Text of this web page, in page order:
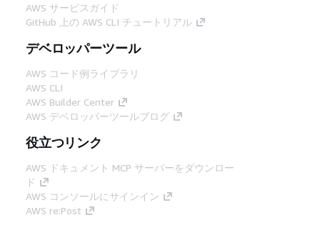
AWS サービスガイド
GitHub 上の AWS CLI チュートリアル
デベロッパーツール
AWS コード例ライブラリ
AWS CLI
AWS Builder Center
AWS デベロッパーツールブログ
役立つリンク
AWS ドキュメント MCP サーバーをダウンロー
ド
AWS コンソールにサインイン
AWS re:Post